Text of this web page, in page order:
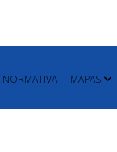
NORMATIVA MAPAS